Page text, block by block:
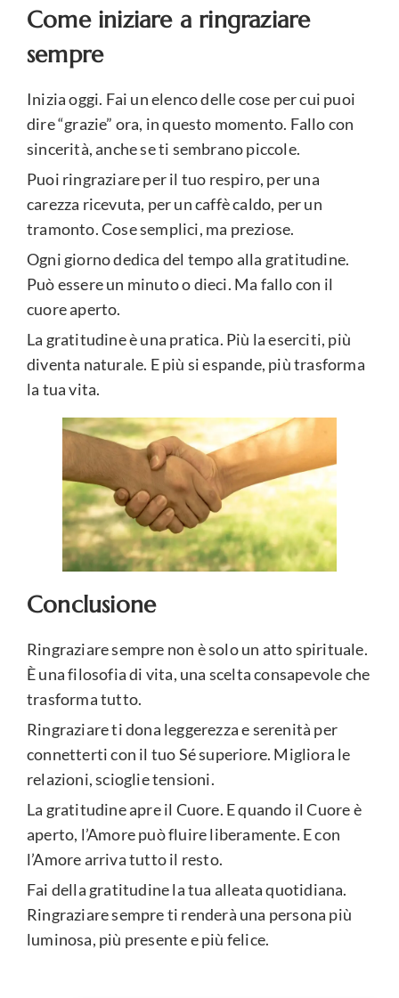
Come iniziare a ringraziare
sempre
Inizia oggi. Fai un elenco delle cose per cui puoi
dire “grazie” ora, in questo momento. Fallo con
sincerità, anche se ti sembrano piccole.
Puoi ringraziare per il tuo respiro, per una
carezza ricevuta, per un caffè caldo, per un
tramonto. Cose semplici, ma preziose.
Ogni giorno dedica del tempo alla gratitudine.
Può essere un minuto o dieci. Ma fallo con il
cuore aperto.
La gratitudine è una pratica. Più la eserciti, più
diventa naturale. E più si espande, più trasforma
la tua vita.
Conclusione
Ringraziare sempre non è solo un atto spirituale.
È una filosofia di vita, una scelta consapevole che
trasforma tutto.
Ringraziare ti dona leggerezza e serenità per
connetterti con il tuo Sé superiore. Migliora le
relazioni, scioglie tensioni.
La gratitudine apre il Cuore. E quando il Cuore è
aperto, l’Amore può fluire liberamente. E con
l’Amore arriva tutto il resto.
Fai della gratitudine la tua alleata quotidiana.
Ringraziare sempre ti renderà una persona più
luminosa, più presente e più felice.